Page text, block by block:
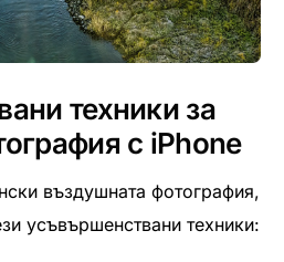
техники за
с iPhone
въздушната фотография,
усъвършенствани техники: